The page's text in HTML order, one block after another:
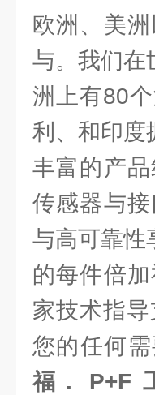
欧洲、美
与。我们在
洲上有80
利、和印度
丰富的产
传感器与
与高可靠性
的每件倍
家技术指
您的任何
福. P+F